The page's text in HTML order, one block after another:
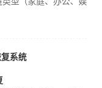
系统